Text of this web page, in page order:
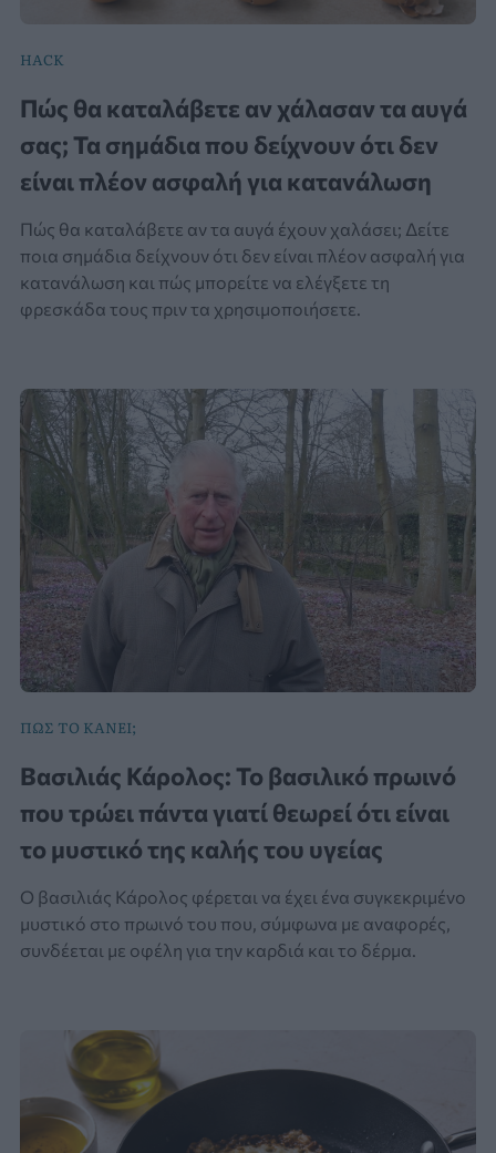
HACK
Πώς θα καταλάβετε αν χάλασαν τα αυγά
σας; Τα σημάδια που δείχνουν ότι δεν
είναι πλέον ασφαλή για κατανάλωση
Πώς θα καταλάβετε αν τα αυγά έχουν χαλάσει; Δείτε
ποια σημάδια δείχνουν ότι δεν είναι πλέον ασφαλή για
κατανάλωση και πώς μπορείτε να ελέγξετε τη
φρεσκάδα τους πριν τα χρησιμοποιήσετε.
ΠΩΣ ΤΟ ΚΑΝΕΙ;
Βασιλιάς Κάρολος: Το βασιλικό πρωινό
που τρώει πάντα γιατί θεωρεί ότι είναι
το μυστικό της καλής του υγείας
Ο βασιλιάς Κάρολος φέρεται να έχει ένα συγκεκριμένο
μυστικό στο πρωινό του που, σύμφωνα με αναφορές,
συνδέεται με οφέλη για την καρδιά και το δέρμα.